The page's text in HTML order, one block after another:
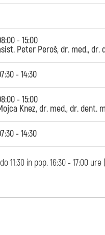
- 15:00
Peter Peroš, dr. med.,
- 14:30
- 15:00
Knez, dr. med., dr. dent.
- 14:30
do 11:30 in pop. 16:30 - 17:00